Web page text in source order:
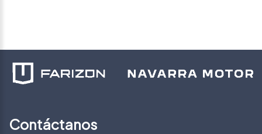
Contáctanos